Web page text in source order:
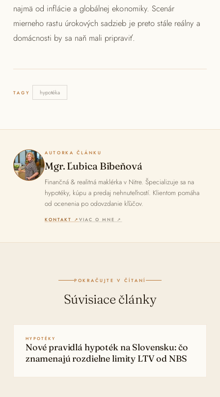
najmä od inflácie a globálnej ekonomiky. Scenár
mierneho rastu úrokových sadzieb je preto stále reálny a
domácnosti by sa naň mali pripraviť.
TAGY hypotéka
AUTORKA ČLÁNKU
Mgr. Ľubica Bibeňová
Finančná & realitná maklérka v Nitre. Špecializuje sa na
hypotéky, kúpu a predaj nehnuteľností. Klientom pomáha
od ocenenia po odovzdanie kľúčov.
KONTAKT ↗ VIAC O MNE ↗
POKRAČUJTE V ČÍTANÍ
Súvisiace články
HYPOTÉKY
Nové pravidlá hypoték na Slovensku: čo
znamenajú rozdielne limity LTV od NBS